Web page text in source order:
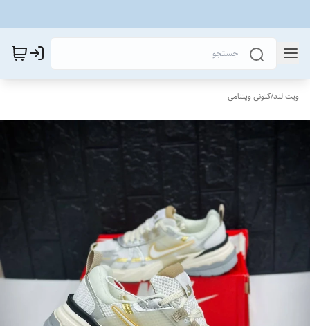
ویت لند/کتونی ویتنامی